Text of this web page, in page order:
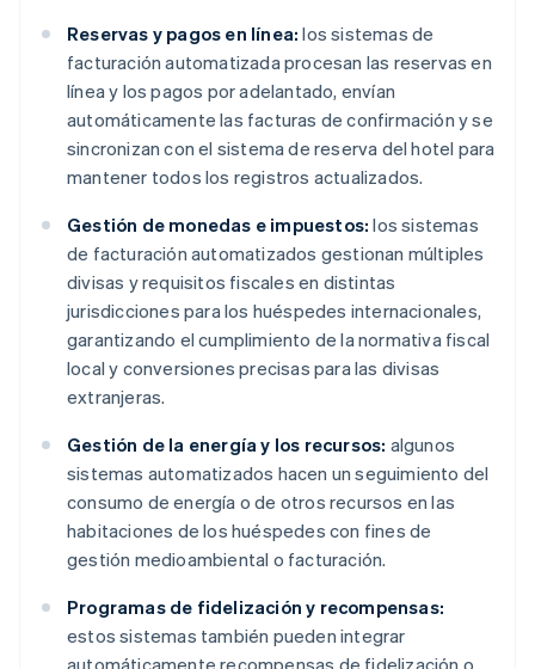
Reservas y pagos en línea: los sistemas de
facturación automatizada procesan las reservas en
línea y los pagos por adelantado, envían
automáticamente las facturas de confirmación y se
sincronizan con el sistema de reserva del hotel para
mantener todos los registros actualizados.
Gestión de monedas e impuestos: los sistemas
de facturación automatizados gestionan múltiples
divisas y requisitos fiscales en distintas
jurisdicciones para los huéspedes internacionales,
garantizando el cumplimiento de la normativa fiscal
local y conversiones precisas para las divisas
extranjeras.
Gestión de la energía y los recursos: algunos
sistemas automatizados hacen un seguimiento del
consumo de energía o de otros recursos en las
habitaciones de los huéspedes con fines de
gestión medioambiental o facturación.
Programas de fidelización y recompensas:
estos sistemas también pueden integrar